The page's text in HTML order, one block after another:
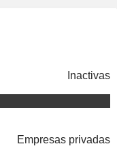
Inactivas
Empresas privadas